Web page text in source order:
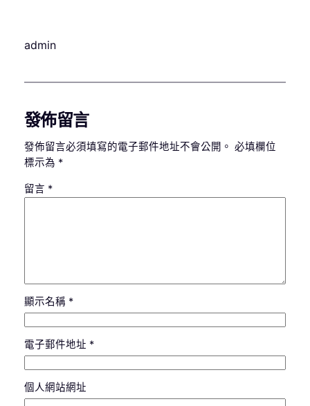
admin
發佈留言
發佈留言必須填寫的電子郵件地址不會公開。 必填欄位
標示為 *
留言 *
顯示名稱 *
電子郵件地址 *
個人網站網址